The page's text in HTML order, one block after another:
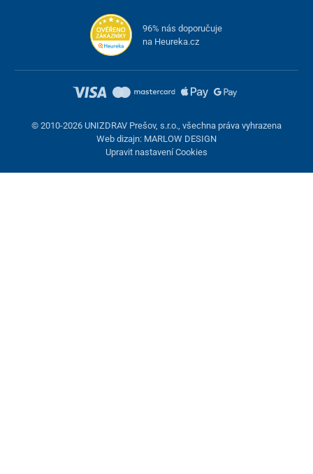
96% nás doporučuje
na Heureka.cz
© 2010-2026 UNIZDRAV Prešov, s.r.o., všechna práva vyhrazena
Web dizajn: MARLOW DESIGN
Upravit nastavení Cookies